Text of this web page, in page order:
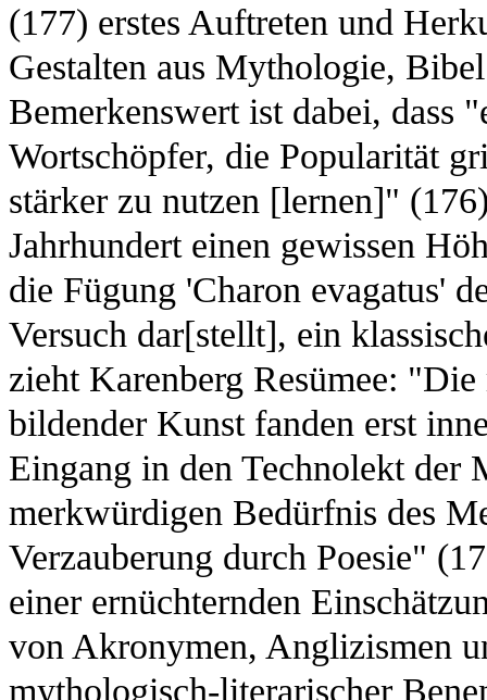
(177) erstes Auftreten und
Gestalten aus Mythologie,
Bemerkenswert ist dabei, dass
Wortschöpfer, die Popularität
stärker zu nutzen [lernen]"
Jahrhundert einen gewissen
die Fügung 'Charon evagatus'
Versuch dar[stellt], ein
zieht Karenberg Resümee:
bildender Kunst fanden erst
Eingang in den Technolekt der
merkwürdigen Bedürfnis des
Verzauberung durch Poesie"
einer ernüchternden
von Akronymen, Anglizismen
mythologisch-literarischer